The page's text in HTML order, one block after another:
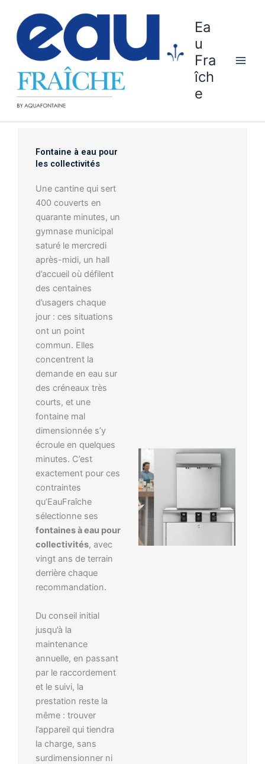
contenu
Ea
u
Fra
îch
e
Fontaine à eau pour
les collectivités
Une cantine qui sert
400 couverts en
quarante minutes, un
gymnase municipal
saturé le mercredi
après-midi, un hall
d’accueil où défilent
des centaines
d’usagers chaque
jour : ces situations
ont un point
commun. Elles
concentrent la
demande en eau sur
des créneaux très
courts, et une
fontaine mal
dimensionnée s’y
écroule en quelques
minutes. C’est
exactement pour ces
contraintes
qu’EauFraîche
sélectionne ses
fontaines à eau pour
collectivités, avec
vingt ans de terrain
derrière chaque
recommandation.
Du conseil initial
jusqu’à la
maintenance
annuelle, en passant
par le raccordement
et le suivi, la
prestation reste la
même : trouver
l’appareil qui tiendra
la charge, sans
surdimensionner ni